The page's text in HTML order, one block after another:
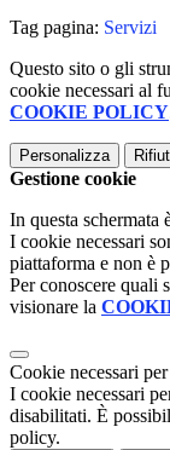
Tag pagina: Servizi
Questo sito o gli
cookie necessari al
COOKIE POLICY
Personalizza
Gestione cookie
In questa schermata
I cookie necessari
piattaforma e non è
Per conoscere quali
visionare la
Cookie necessari
I cookie necessari
disabilitati. È
policy.